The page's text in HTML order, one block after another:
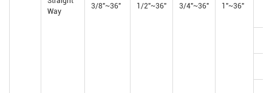
Way
3/8"~36" 1/2"~36" 3/4"~36" 1"~36"